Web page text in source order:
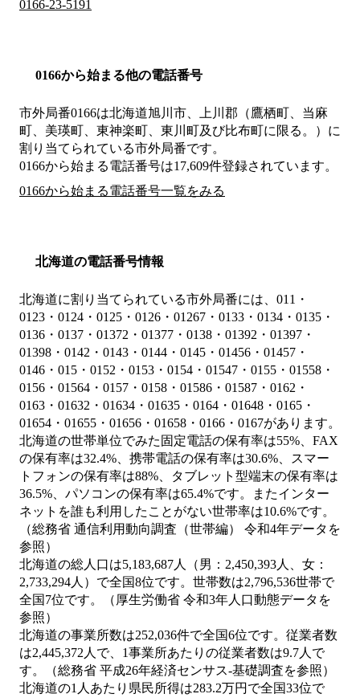
0166-23-5191
0166から始まる他の電話番号
市外局番0166は北海道旭川市、上川郡（鷹栖町、当麻
町、美瑛町、東神楽町、東川町及び比布町に限る。） に
割り当てられている市外局番です。
0166から始まる電話番号は17,609件登録されています。
0166から始まる電話番号一覧をみる
北海道の電話番号情報
北海道に割り当てられている市外局番には、011・
0123・0124・0125・0126・01267・0133・0134・0135・
0136・0137・01372・01377・0138・01392・01397・
01398・0142・0143・0144・0145・01456・01457・
0146・015・0152・0153・0154・01547・0155・01558・
0156・01564・0157・0158・01586・01587・0162・
0163・01632・01634・01635・0164・01648・0165・
01654・01655・01656・01658・0166・0167があります。
北海道の世帯単位でみた固定電話の保有率は55%、FAX
の保有率は32.4%、携帯電話の保有率は30.6%、スマー
トフォンの保有率は88%、タブレット型端末の保有率は
36.5%、パソコンの保有率は65.4%です。またインター
ネットを誰も利用したことがない世帯率は10.6%です。
（総務省 通信利用動向調査（世帯編） 令和4年データを
参照）
北海道の総人口は5,183,687人（男：2,450,393人、女：
2,733,294人）で全国8位です。世帯数は2,796,536世帯で
全国7位です。（厚生労働省 令和3年人口動態データを
参照）
北海道の事業所数は252,036件で全国6位です。従業者数
は2,445,372人で、1事業所あたりの従業者数は9.7人で
す。（総務省 平成26年経済センサス‐基礎調査を参照）
北海道の1人あたり県民所得は283.2万円で全国33位で